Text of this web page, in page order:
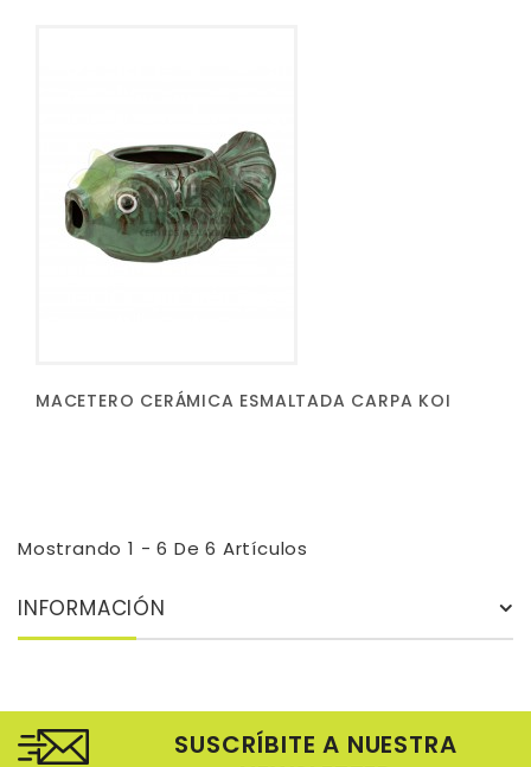
MACETERO CERÁMICA ESMALTADA CARPA KOI
Mostrando 1 - 6 De 6 Artículos
INFORMACIÓN
SUSCRÍBITE A NUESTRA